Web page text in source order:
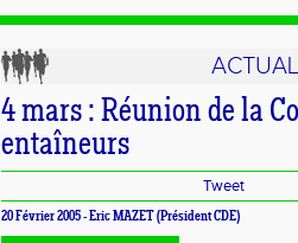
4 mars : Réunion de la
entaîneurs
Tweet
20 Février 2005 - Eric MAZET (Président CDE)